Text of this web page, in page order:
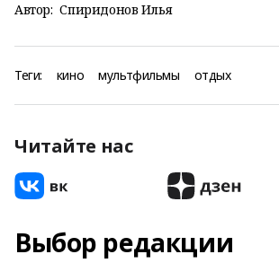
Автор: Спиридонов Илья
Теги: кино мультфильмы отдых
Читайте нас
Выбор редакции